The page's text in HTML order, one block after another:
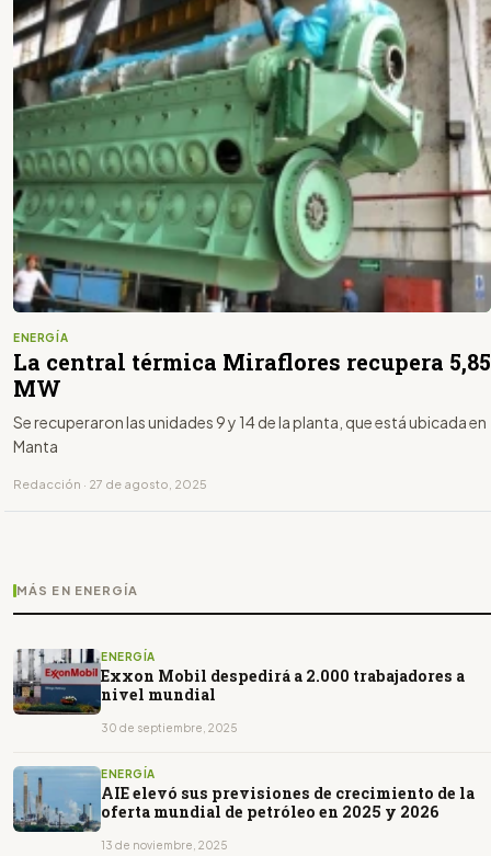
ENERGÍA
La central térmica Miraflores recupera 5,85
MW
Se recuperaron las unidades 9 y 14 de la planta, que está ubicada en
Manta
Redacción · 27 de agosto, 2025
MÁS EN ENERGÍA
ENERGÍA
Exxon Mobil despedirá a 2.000 trabajadores a
nivel mundial
30 de septiembre, 2025
ENERGÍA
AIE elevó sus previsiones de crecimiento de la
oferta mundial de petróleo en 2025 y 2026
13 de noviembre, 2025